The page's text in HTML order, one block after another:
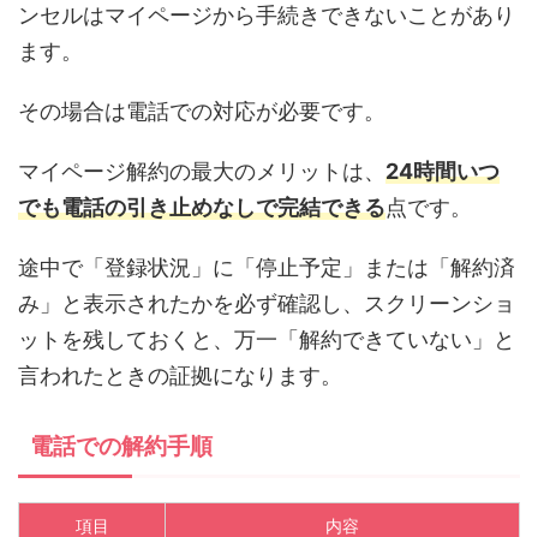
ンセルはマイページから手続きできないことがあり
ます。
その場合は電話での対応が必要です。
マイページ解約の最大のメリットは、 24時間いつ
でも電話の引き止めなしで完結できる点です。
途中で「登録状況」に「停止予定」または「解約済
み」と表示されたかを必ず確認し、スクリーンショ
ットを残しておくと、万一「解約できていない」と
言われたときの証拠になります。
電話での解約手順
項目 内容